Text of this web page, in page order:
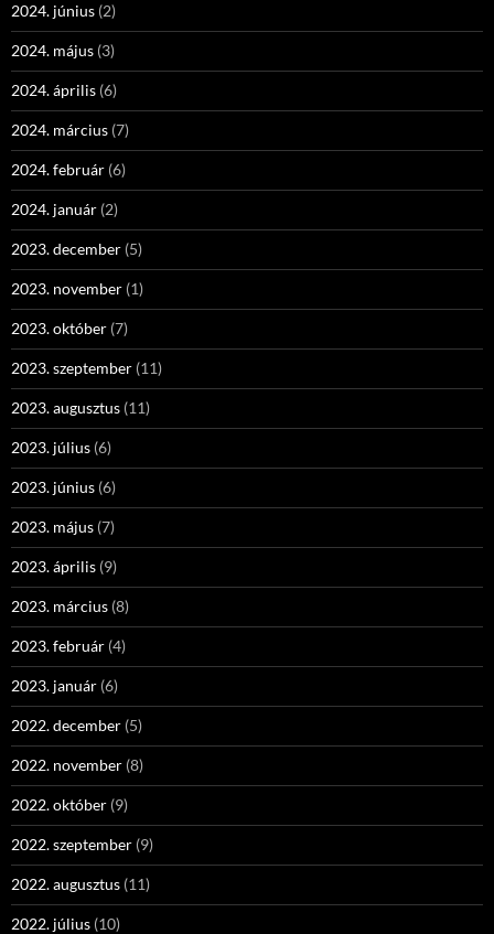
2024. június (2)
2024. május (3)
2024. április (6)
2024. március (7)
2024. február (6)
2024. január (2)
2023. december (5)
2023. november (1)
2023. október (7)
2023. szeptember (11)
2023. augusztus (11)
2023. július (6)
2023. június (6)
2023. május (7)
2023. április (9)
2023. március (8)
2023. február (4)
2023. január (6)
2022. december (5)
2022. november (8)
2022. október (9)
2022. szeptember (9)
2022. augusztus (11)
2022. július (10)